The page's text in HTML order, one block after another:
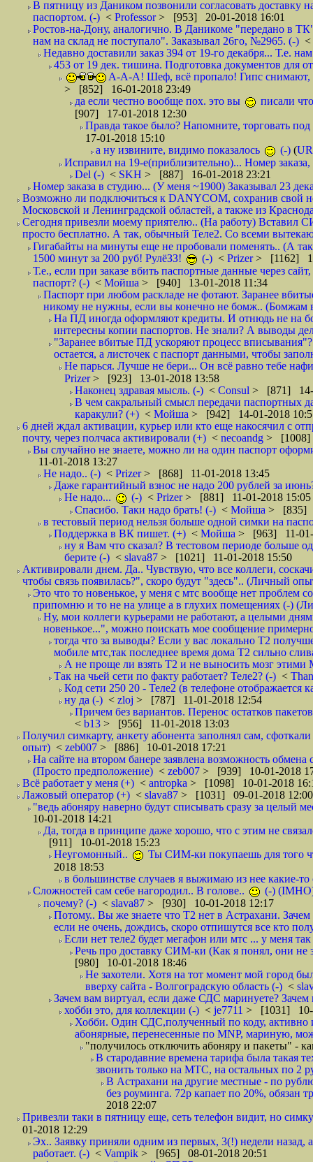
В пятницу из Даником позвонили согласовать доставку
паспортом. (-) < Professor> [953] 20-01-2018 16:01
Ростов-на-Дону, аналогично. В Даникоме "передано в
нам на склад не поступало". Заказывал 26го, №2965. (-) <
Недавно доставили заказ 394 от 19-го декабря... Т.е.
453 от 19 дек. тишина. Подготовка документов для
А-А-А! Шеф, всё пропало! Гипс снимают,
> [852] 16-01-2018 23:49
да если честно вообще пох. это вы
писали
[907] 17-01-2018 12:30
Правда такое было? Напомните, торговать
17-01-2018 15:10
а ну извините, видимо показалось
(-) (
Исправил на 19-е(приблизительно)... Номер
Del (-) < SKH > [887] 16-01-2018 23:21
Номер заказа в студию... (У меня ~1900) Заказывал 23
Возможно ли подключиться к DANYCOM, сохранив свой
Московской и Ленинградской областей, а также из
Сегодня привезли моему приятелю.. (На работу) Вставил
просто бесплатно. А так, обычный Теле2. Со всеми
Гигабайты на минуты еще не пробовали поменять.. (А
1500 минут за 200 руб! РулёЗЗ!
(-) < Prizer> [1162]
Т.е., если при заказе вбить паспортные данные через
паспорт? (-) < Мойша > [940] 13-01-2018 11:34
Паспорт при любом раскладе не фотают. Заранее
никому не нужны, если вы конечно не бомж.. (Бомжам
На ПД иногда оформляют кредиты. И отнюдь не на
интересны копии паспортов. Не знали? А выводы
"Заранее вбитые ПД ускоряют процесс
остается, а листочек с паспорт данными, чтобы
Не парься. Лучше не бери... Он всё равно тебе
Prizer> [923] 13-01-2018 13:58
Наконец здравая мысль. (-) < Consul > [871] 14-
В чем сакральный смысл передачи паспортных
каракули? (+) < Мойша > [942] 14-01-2018
6 дней ждал активации, курьер или кто еще накосячил с
почту, через полчаса активировали (+) < necoandg > [1008]
Вы случайно не знаете, можно ли на один паспорт
11-01-2018 13:27
Не надо.. (-) < Prizer> [868] 11-01-2018 13:45
Даже гарантийный взнос не надо 200 рублей за
Не надо...
(-) < Prizer> [881] 11-01-2018 15:05
Спасибо. Таки надо брать! (-) < Мойша > [835]
в тестовый период нельзя больше одной симки на
Поддержка в ВК пишет. (+) < Мойша > [963] 11-01-
ну я Вам что сказал? В тестовом периоде больше
берите (-) < slava87 > [1021] 11-01-2018 15:50
Активировали днем. Да.. Чувствую, что все коллеги,
чтобы связь появилась?", скоро будут "здесь".. (Личный
Это что то новенькое, у меня с мтс вообще нет проблем
припомню и то не на улице а в глухих помещениях (-)
Ну, мои коллеги курьерами не работают, а целыми
новенькое...", можно поискать мое сообщение
тогда что за выводы? Если у вас локально Т2
мобиле мтс,так последнее время дома Т2 сильно
А не проще ли взять Т2 и не выносить мозг
Так на чьей сети по факту работает? Теле2? (-) <
Код сети 250 20 - Теле2 (в телефоне отображается
ну да (-) < zloj > [787] 11-01-2018 12:54
Причем без вариантов. Перенос остатков
< b13 > [956] 11-01-2018 13:03
Получил симкарту, анкету абонента заполнял сам,
опыт) < zeb007 > [886] 10-01-2018 17:21
На сайте на втором банере заявлена возможность
(Просто предположение) < zeb007 > [939] 10-01-2018
Всё работает у меня (+) < antropka > [1098] 10-01-2018
Лажовый оператор (+) < slava87 > [1031] 09-01-2018 12:00
"ведь абоняру наверно будут списывать сразу за целый
10-01-2018 14:21
Да, тогда в принципе даже хорошо, что с этим не
[911] 10-01-2018 15:23
Неугомонный..
Ты СИМ-ки покупаешь для того
2018 18:53
в большинстве случаев я выжимаю из нее какие-то
Сложностей сам себе нагородил.. В голове..
(-)
почему? (-) < slava87 > [930] 10-01-2018 12:17
Потому.. Вы же знаете что Т2 нет в Астрахани.
если не очень, дождись, скоро отпишутся все кто
Если нет теле2 будет мегафон или мтс ... у меня
Речь про доставку СИМ-ки (Как я понял, они не
[980] 10-01-2018 18:46
Не захотели. Хотя на тот момент мой город
вверху сайта - Волгоградскую область (-) <
Зачем вам виртуал, если даже СДС маринуете?
хобби это, для коллекции (-) < je7711 > [1031] 10-
Хобби. Один СДС,полученный по коду, активно
абонярные, перенесенные по MNP, мариную,
"получилось отключить абоняру и пакеты" -
В стародавние времена тарифа была такая
звонить только на МТС, на остальных по 2
В Астрахани на другие местные - по
без роуминга. 72р капает по 20%, обязан
2018 22:07
Привезли таки в пятницу еще, сеть телефон видит, но
01-2018 12:29
Эх.. Заявку приняли одним из первых, 3(!) недели назад,
работает. (-) < Vampik > [965] 08-01-2018 20:51